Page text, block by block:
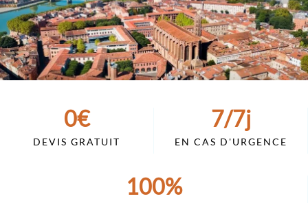
DEVIS GRATUIT
0€
EN CAS D'URGENCE
7/7j
100%